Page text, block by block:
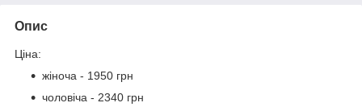
Опис
Ціна:
жіноча - 1950 грн
чоловіча - 2340 грн